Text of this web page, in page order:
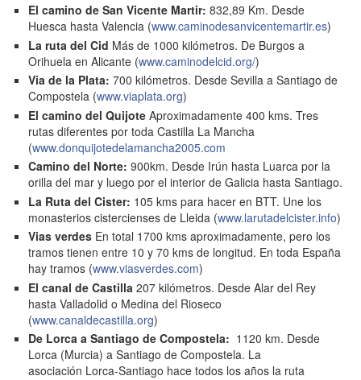
El camino de San Vicente Martir: 832,89 Km. Desde
Huesca hasta Valencia (www.caminodesanvicentemartir.es)
La ruta del Cid Más de 1000 kilómetros. De Burgos a
Orihuela en Alicante (www.caminodelcid.org/)
Via de la Plata: 700 kilómetros. Desde Sevilla a Santiago de
Compostela (www.viaplata.org)
El camino del Quijote Aproximadamente 400 kms. Tres
rutas diferentes por toda Castilla La Mancha
(www.donquijotedelamancha2005.com
Camino del Norte: 900km. Desde Irún hasta Luarca por la
orilla del mar y luego por el interior de Galicia hasta Santiago.
La Ruta del Cister: 105 kms para hacer en BTT. Une los
monasterios cistercienses de Lleida (www.larutadelcister.info)
Vias verdes En total 1700 kms aproximadamente, pero los
tramos tienen entre 10 y 70 kms de longitud. En toda España
hay tramos (www.viasverdes.com)
El canal de Castilla 207 kilómetros. Desde Alar del Rey
hasta Valladolid o Medina del Rioseco
(www.canaldecastilla.org)
De Lorca a Santiago de Compostela: 1120 km. Desde
Lorca (Murcia) a Santiago de Compostela. La
asociación Lorca-Santiago hace todos los años la ruta